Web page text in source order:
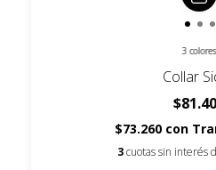
3 colores
Collar
$73.260 con
3 cuotas sin interés